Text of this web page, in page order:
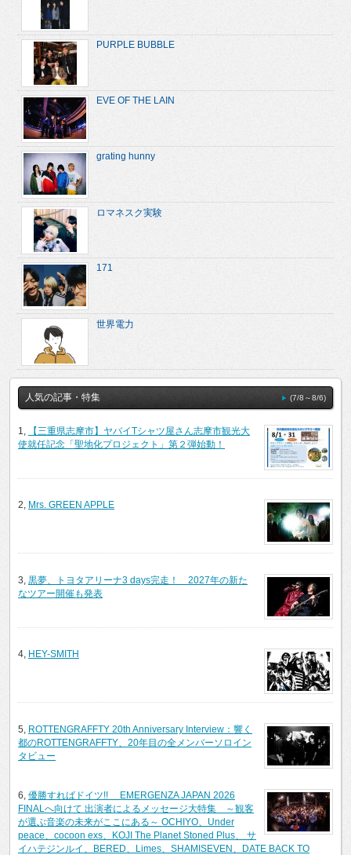
PURPLE BUBBLE
EVE OF THE LAIN
grating hunny
ロマネスク実験
171
世界電力
人気の記事・特集 (7/8～8/6)
1,
【三重県志摩市】ヤバイTシャツ屋さん志摩市観光大
使就任記念「聖地化プロジェクト」第２弾始動！
2, Mrs. GREEN APPLE
3, 黒夢、トヨタアリーナ3 days完走！ 2027年の新た
なツアー開催も発表
4, HEY-SMITH
5, ROTTENGRAFFTY 20th Anniversary Interview：響く
都のROTTENGRAFFTY、20年目の全メンバーソロイン
タビュー
6, 優勝すればドイツ!! EMERGENZA JAPAN 2026
FINALへ向けて 出演者によるメッセージ大特集 ～観客
が選ぶ音楽の未来がここにある～ OCHIYO、Under
peace、cocoon exs、KOJI The Planet Stoned Plus、 サ
イハテジンルイ、BERED、Limes、SHAMISEVEN、DATE BACK TO